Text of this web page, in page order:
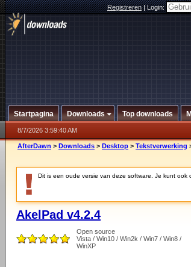
Registreren|Login:
Startpagina Downloads Top downloads
8/7/2026 3:59:40 AM
AfterDawn > Downloads > Desktop > Tekstverwerking
Dit is een oude versie van deze software. Je kunt ook
AkelPad v4.2.4
Open source
Vista / Win10 / Win2k / Win7 / Win8 /
WinXP